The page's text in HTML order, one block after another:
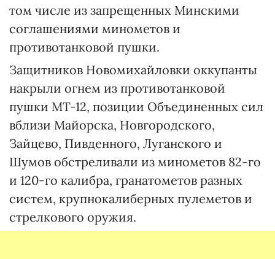
том числе из запрещенных Минскими
соглашениями минометов и
противотанковой пушки.
Защитников Новомихайловки оккупанты
накрыли огнем из противотанковой
пушки МТ-12, позиции Объединенных сил
вблизи Майорска, Новгородского,
Зайцево, Пивденного, Луганского и
Шумов обстреливали из минометов 82-го
и 120-го калибра, гранатометов разных
систем, крупнокалиберных пулеметов и
стрелкового оружия.